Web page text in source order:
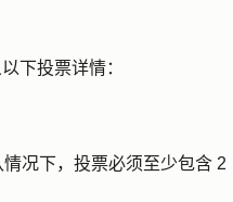
下投票详情：
情况下，投票必须至少包含 2